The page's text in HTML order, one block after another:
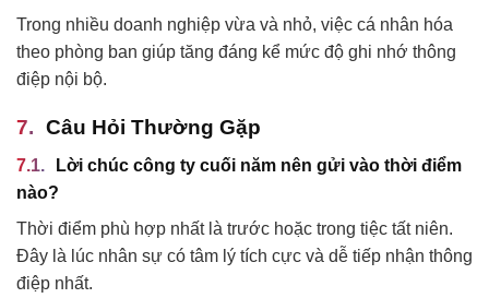
Trong nhiều doanh nghiệp vừa và nhỏ, việc cá nhân hóa
theo phòng ban giúp tăng đáng kể mức độ ghi nhớ thông
điệp nội bộ.
Câu Hỏi Thường Gặp
Lời chúc công ty cuối năm nên gửi vào thời điểm
nào?
Thời điểm phù hợp nhất là trước hoặc trong tiệc tất niên.
Đây là lúc nhân sự có tâm lý tích cực và dễ tiếp nhận thông
điệp nhất.